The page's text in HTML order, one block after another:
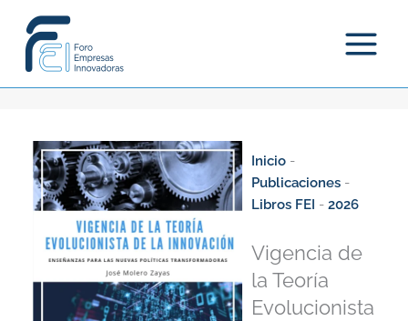
contenido
Inicio -
Publicaciones -
Libros FEI -2026
Vigencia de
la Teoría
Evolucionista